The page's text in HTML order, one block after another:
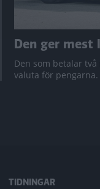
Den ger mest
Den som betalar
valuta för pengarna.
TIDNINGAR